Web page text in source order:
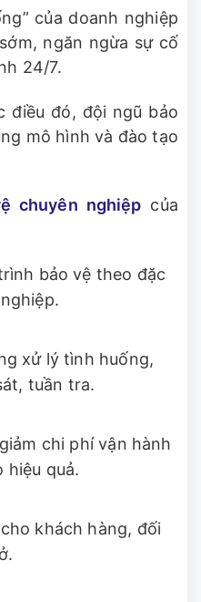
của doanh nghiệp
ngăn ngừa sự cố
24/7.
điều đó, đội ngũ bảo
mô hình và đào tạo
chuyên nghiệp của
bảo vệ theo đặc
xử lý tình huống,
tuần tra.
chi phí vận hành
hiệu quả.
khách hàng, đối